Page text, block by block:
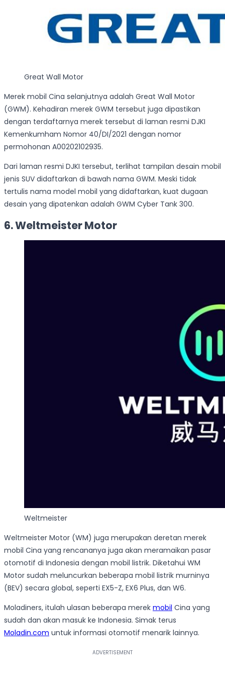
Great Wall Motor
Merek mobil Cina selanjutnya adalah Great Wall Motor
(GWM). Kehadiran merek GWM tersebut juga dipastikan
dengan terdaftarnya merek tersebut di laman resmi DJKI
Kemenkumham Nomor 40/DI/2021 dengan nomor
permohonan A00202102935.
Dari laman resmi DJKI tersebut, terlihat tampilan desain mobil
jenis SUV didaftarkan di bawah nama GWM. Meski tidak
tertulis nama model mobil yang didaftarkan, kuat dugaan
desain yang dipatenkan adalah GWM Cyber Tank 300.
6. Weltmeister Motor
Weltmeister
Weltmeister Motor (WM) juga merupakan deretan merek
mobil Cina yang rencananya juga akan meramaikan pasar
otomotif di Indonesia dengan mobil listrik. Diketahui WM
Motor sudah meluncurkan beberapa mobil listrik murninya
(BEV) secara global, seperti EX5-Z, EX6 Plus, dan W6.
Moladiners, itulah ulasan beberapa merek mobil Cina yang
sudah dan akan masuk ke Indonesia. Simak terus
Moladin.com untuk informasi otomotif menarik lainnya.